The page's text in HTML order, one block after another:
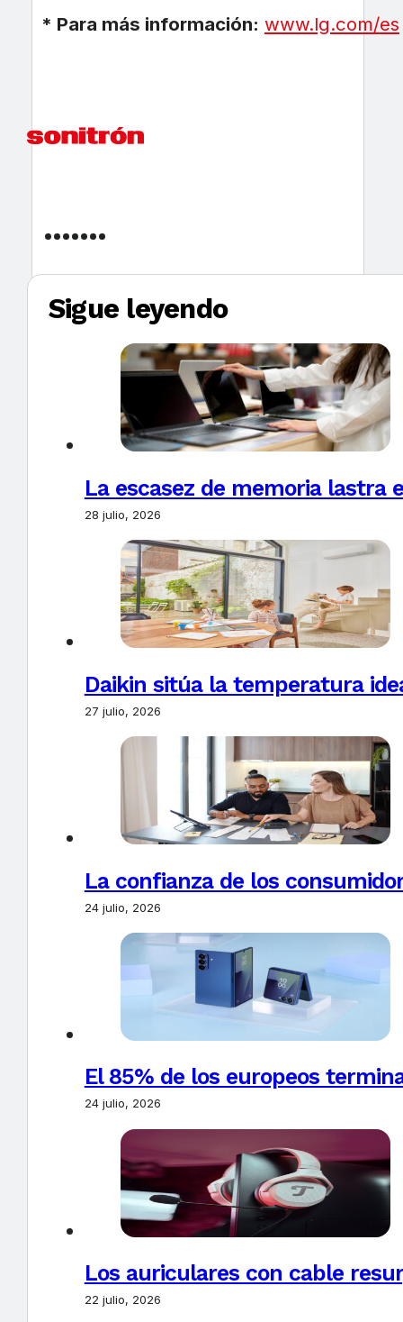
* Para más información: www.lg.com/es
Sigue leyendo
La escasez de memoria lastra
28 julio, 2026
Daikin sitúa la temperatura
27 julio, 2026
La confianza de los
24 julio, 2026
El 85% de los europeos
24 julio, 2026
Los auriculares con cable
22 julio, 2026